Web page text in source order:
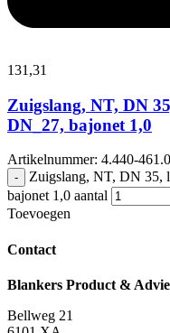
131,31
Zuigslang, NT, DN
DN_27, bajonet 1,0
Artikelnummer: 4.440-461.0
-
Zuigslang, NT, DN 35,
bajonet 1,0 aantal
Toevoegen
Contact
Blankers Product &
Bellweg 21